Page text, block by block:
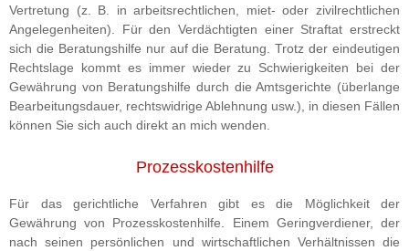
Vertretung (z. B. in arbeitsrechtlichen, miet- oder zivilrechtlichen
Angelegenheiten). Für den Verdächtigten einer Straftat erstreckt
sich die Beratungshilfe nur auf die Beratung. Trotz der eindeutigen
Rechtslage kommt es immer wieder zu Schwierigkeiten bei der
Gewährung von Beratungshilfe durch die Amtsgerichte (überlange
Bearbeitungsdauer, rechtswidrige Ablehnung usw.), in diesen Fällen
können Sie sich auch direkt an mich wenden.
Prozesskostenhilfe
Für das gerichtliche Verfahren gibt es die Möglichkeit der
Gewährung von Prozesskostenhilfe. Einem Geringverdiener, der
nach seinen persönlichen und wirtschaftlichen Verhältnissen die